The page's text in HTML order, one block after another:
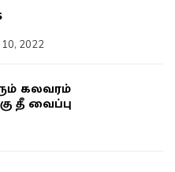
10, 2022
கலவரம்
தீ வைப்பு